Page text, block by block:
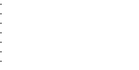
.
.
.
.
.
.
.